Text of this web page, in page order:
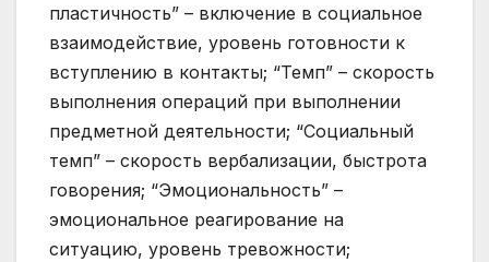
пластичность” – включение в социальное
взаимодействие, уровень готовности к
вступлению в контакты; “Темп” – скорость
выполнения операций при выполнении
предметной деятельности; “Социальный
темп” – скорость вербализации, быстрота
говорения; “Эмоциональность” –
эмоциональное реагирование на
ситуацию, уровень тревожности;